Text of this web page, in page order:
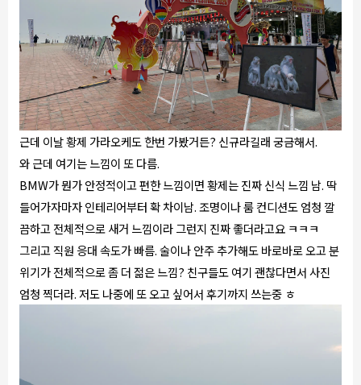
근데 이날 황제 가라오케도 한번 가봤거든? 신규라길래 궁금해서.
와 근데 여기는 느낌이 또 다름.
BMW가 뭔가 안정적이고 편한 느낌이면 황제는 진짜 신식 느낌 남. 딱
들어가자마자 인테리어부터 확 차이남. 조명이나 룸 컨디션도 엄청 깔
끔하고 전체적으로 새거 느낌이라 그런지 진짜 좋더라고요 ㅋㅋㅋ
그리고 직원 응대 속도가 빠름. 술이나 안주 추가해도 바로바로 오고 분
위기가 전체적으로 좀 더 젊은 느낌? 친구들도 여기 괜찮다면서 사진
엄청 찍더라. 저도 나중에 또 오고 싶어서 후기까지 쓰는중 ㅎ